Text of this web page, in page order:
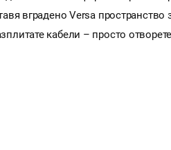
вградено Versa
кабели – просто